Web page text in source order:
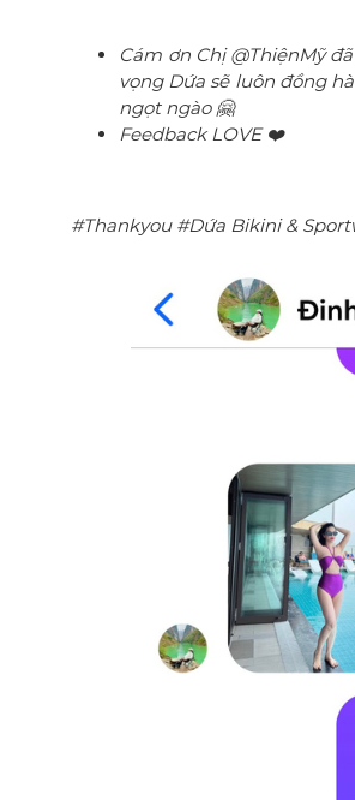
Cám ơn Chị @ThiệnMỹ
vọng Dứa sẽ luôn đồng
ngọt ngào 🤗
Feedback LOVE ❤️
#Thankyou #Dứa Bikini &